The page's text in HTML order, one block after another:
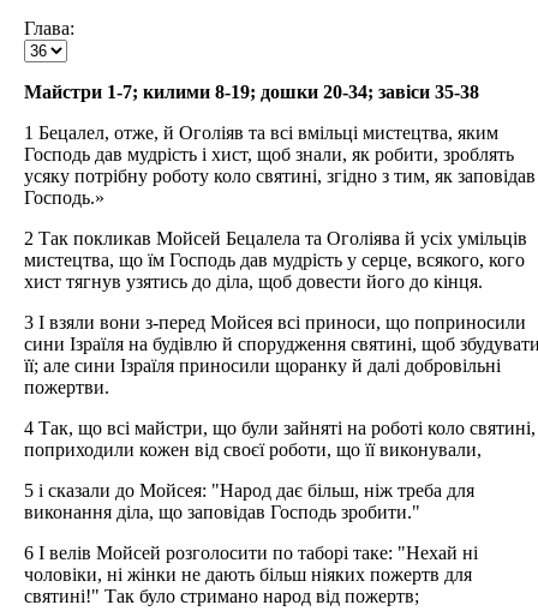
Глава:
Майстри 1-7; килими 8-19; дошки 20-34; завіси 35-38
1 Бецалел, отже, й Оголіяв та всі вмільці мистецтва, яким
Господь дав мудрість і хист, щоб знали, як робити, зроблять
усяку потрібну роботу коло святині, згідно з тим, як заповідав
Господь.»
2 Так покликав Мойсей Бецалела та Оголіява й усіх умільців
мистецтва, що їм Господь дав мудрість у серце, всякого, кого
хист тягнув узятись до діла, щоб довести його до кінця.
3 І взяли вони з-перед Мойсея всі приноси, що поприносили
сини Ізраїля на будівлю й спорудження святині, щоб
її; але сини Ізраїля приносили щоранку й далі добровільні
пожертви.
4 Так, що всі майстри, що були зайняті на роботі коло святині,
поприходили кожен від своєї роботи, що її виконували,
5 і сказали до Мойсея: "Народ дає більш, ніж треба для
виконання діла, що заповідав Господь зробити."
6 І велів Мойсей розголосити по таборі таке: "Нехай ні
чоловіки, ні жінки не дають більш ніяких пожертв для
святині!" Так було стримано народ від пожертв;